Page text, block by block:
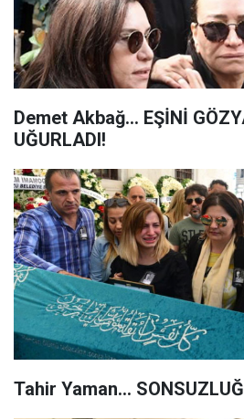
Demet Akbağ... EŞİNİ
UĞURLADI!
Tahir Yaman...